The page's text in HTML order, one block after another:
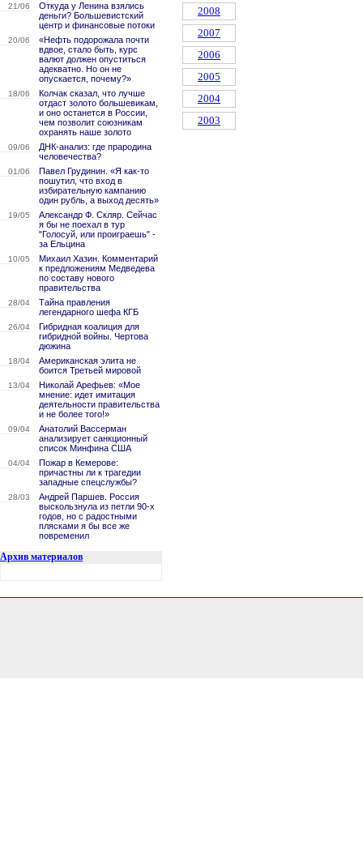
21/06
Откуда у Ленина взялись
деньги? Большевистский
центр и финансовые потоки
20/06
«Нефть подорожала почти
вдвое, стало быть, курс
валют должен опуститься
адекватно. Но он не
опускается, почему?»
18/06
Колчак сказал, что лучше
отдаст золото большевикам,
и оно останется в России,
чем позволит союзникам
охранять наше золото
09/06
ДНК-анализ: где прародина
человечества?
01/06
Павел Грудинин. «Я как-то
пошутил, что вход в
избирательную кампанию
один рубль, а выход десять»
19/05
Александр Ф. Скляр. Сейчас
я бы не поехал в тур
"Голосуй, или проиграешь" -
за Ельцина
10/05
Михаил Хазин. Комментарий
к предложениям Медведева
по составу нового
правительства
28/04
Тайна правления
легендарного шефа КГБ
26/04
Гибридная коалиция для
гибридной войны. Чертова
дюжина
18/04
Американская элита не
боится Третьей мировой
13/04
Николай Арефьев: «Мое
мнение: идет имитация
деятельности правительства
и не более того!»
09/04
Анатолий Вассерман
анализирует санкционный
список Минфина США
04/04
Пожар в Кемерове:
причастны ли к трагедии
западные спецслужбы?
28/03
Андрей Паршев. Россия
выскользнула из петли 90-х
годов, но с радостными
плясками я бы все же
повременил
Архив материалов
2008
2007
2006
2005
2004
2003